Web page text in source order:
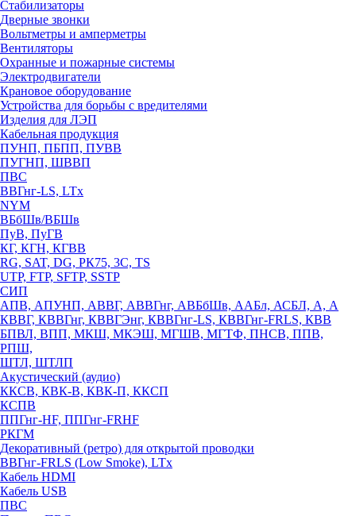
Стабилизаторы
Дверные звонки
Вольтметры и амперметры
Вентиляторы
Охранные и пожарные системы
Электродвигатели
Крановое оборудование
Устройства для борьбы с вредителями
Изделия для ЛЭП
Кабельная продукция
ПУНП, ПБПП, ПУВВ
ПУГНП, ШВВП
ПВС
ВВГнг-LS, LTx
NYM
ВБбШв/ВБШв
ПуВ, ПуГВ
КГ, КГН, КГВВ
RG, SAT, DG, РК75, 3С, TS
UTP, FTP, SFTP, SSTP
СИП
АПВ, АПУНП, АВВГ, АВВГнг, АВБбШв, ААБл, АСБЛ, А, А
КВВГ, КВВГнг, КВВГЭнг, КВВГнг-LS, КВВГнг-FRLS, КВВ
БПВЛ, ВПП, МКШ, МКЭШ, МГШВ, МГТФ, ПНСВ, ППВ,
РПШ,
ШТЛ, ШТЛП
Акустический (аудио)
ККСВ, КВК-В, КВК-П, ККСП
КСПВ
ППГнг-HF, ППГнг-FRHF
РКГМ
Декоративный (ретро) для открытой проводки
ВВГнг-FRLS (Low Smoke), LTx
Кабель HDMI
Кабель USB
ПВС